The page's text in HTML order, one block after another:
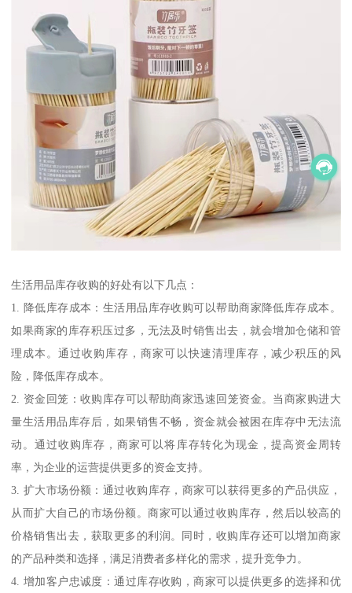
生活用品库存收购的好处有以下几点：
1. 降低库存成本：生活用品库存收购可以帮助商家降低库存成本。
如果商家的库存积压过多，无法及时销售出去，就会增加仓储和管
理成本。通过收购库存，商家可以快速清理库存，减少积压的风
险，降低库存成本。
2. 资金回笼：收购库存可以帮助商家迅速回笼资金。当商家购进大
量生活用品库存后，如果销售不畅，资金就会被困在库存中无法流
动。通过收购库存，商家可以将库存转化为现金，提高资金周转
率，为企业的运营提供更多的资金支持。
3. 扩大市场份额：通过收购库存，商家可以获得更多的产品供应，
从而扩大自己的市场份额。商家可以通过收购库存，然后以较高的
价格销售出去，获取更多的利润。同时，收购库存还可以增加商家
的产品种类和选择，满足消费者多样化的需求，提升竞争力。
4. 增加客户忠诚度：通过库存收购，商家可以提供更多的选择和优